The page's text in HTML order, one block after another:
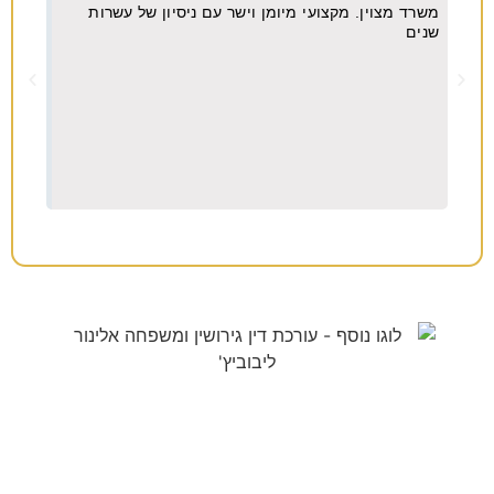
משרד מצוין. מקצועי מיומן וישר עם ניסיון של עשרות
שנים